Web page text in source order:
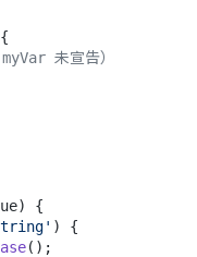
未宣告）
) {
) {
();